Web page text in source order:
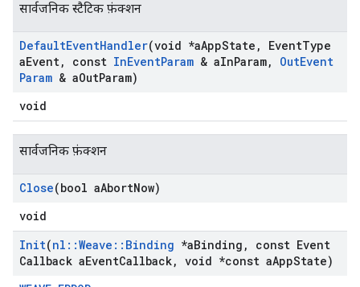
सार्वजनिक स्टैटिक फ़ंक्शन
DefaultEventHandler(void *aAppState , EventType
aEvent, const InEventParam & aInParam, OutEvent
Param & aOutParam)
void
सार्वजनिक फ़ंक्शन
Close(bool aAbortNow)
void
Init(nl ::Weave :: Binding *aBinding ,
const Event
Callback aEventCallback, void *const aAppState)